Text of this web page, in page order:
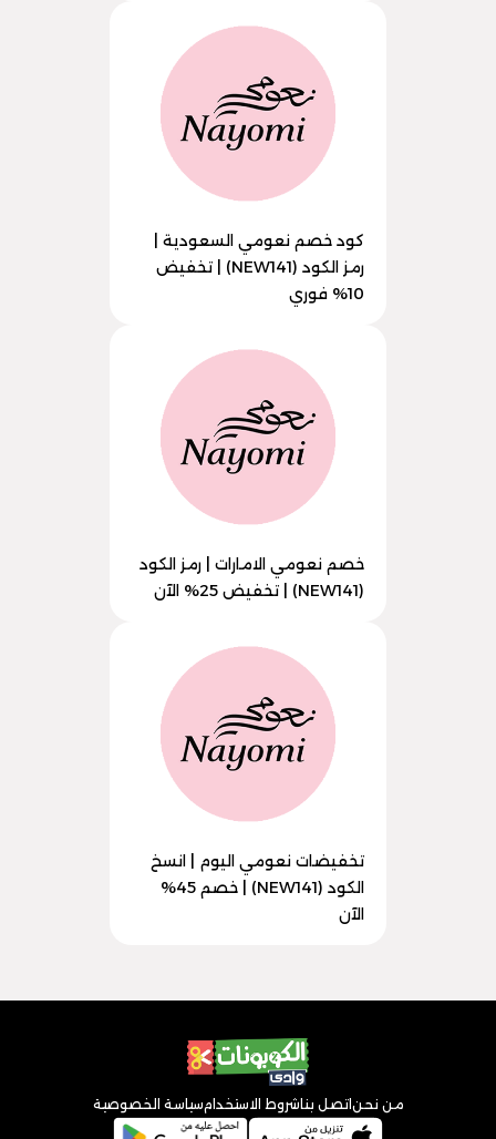
كود خصم نعومي السعودية |
رمز الكود (NEW141) | تخفيض
10% فوري
خصم نعومي الامارات | رمز الكود
(NEW141) | تخفيض 25% الآن
تخفيضات نعومي اليوم | انسخ
الكود (NEW141) | خصم 45%
الآن
من نحن اتصل بنا شروط الاستخدامسياسة الخصوصية